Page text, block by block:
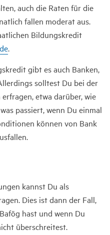
auch die Raten für die
fallen moderat aus.
Bildungskredit
.
gibt es auch Banken,
solltest Du bei der
etwa darüber, wie
passiert, wenn Du einmal
können von Bank
kannst Du als
Dies ist dann der Fall,
hast und wenn Du
überschreitest.